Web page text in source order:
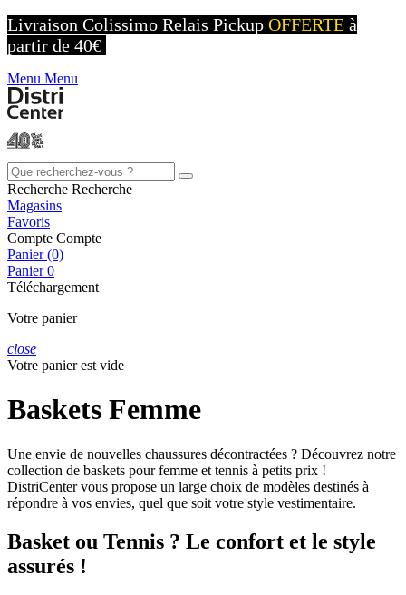
Livraison Colissimo Relais Pickup OFFERTE à
partir de 40€
Menu Menu
Recherche Recherche
Magasins
Favoris
Compte Compte
Panier (0)
Panier0
Téléchargement
Votre panier
close
Votre panier est vide
Baskets Femme
Une envie de nouvelles chaussures décontractées ? Découvrez notre
collection de baskets pour femme et tennis à petits prix !
DistriCenter vous propose un large choix de modèles destinés à
répondre à vos envies, quel que soit votre style vestimentaire.
Basket ou Tennis ? Le confort et le style
assurés !